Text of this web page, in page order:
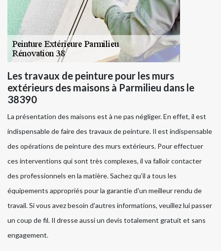
Les travaux de peinture pour les murs
extérieurs des maisons à Parmilieu dans le
38390
La présentation des maisons est à ne pas négliger. En effet, il est
indispensable de faire des travaux de peinture. Il est indispensable
des opérations de peinture des murs extérieurs. Pour effectuer
ces interventions qui sont très complexes, il va falloir contacter
des professionnels en la matière. Sachez qu'il a tous les
équipements appropriés pour la garantie d'un meilleur rendu de
travail. Si vous avez besoin d'autres informations, veuillez lui passer
un coup de fil. Il dresse aussi un devis totalement gratuit et sans
engagement.